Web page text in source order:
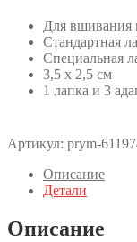
Для вшивания
Стандартная
Специальная
3,5 x 2,5 см
1 лапка и 3
Артикул: prym-
Описание
Детали
Описание